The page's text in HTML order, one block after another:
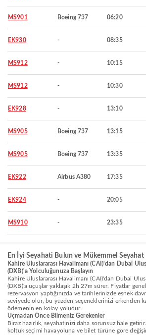
MS901 Boeing 737 06:20
EK930 - 08:35
MS912 - 10:15
MS912 - 10:30
EK928 - 13:10
MS905 Boeing 737 13:15
MS905 Boeing 737 13:35
EK922 Airbus A380 17:35
EK924 - 20:05
MS910 - 23:35
En İyi Seyahati Bulun ve Mükemmel Seyahat
Kahire Uluslararası Havalimanı (CAI)'dan Dubai
(DXB)'a Yolculuğunuza Başlayın
Kahire Uluslararası Havalimanı (CAI)'dan Dubai
(DXB)'a uçuşlar yaklaşık 2h 27m sürer. Fiyatlar
rezervasyon yaptığınızda ve tarihlerinizde esnek
seviyede olur, bu yüzden seçeneklerinizi erkenden
ödemenin en kolay yoludur.
Uçmadan Önce Bilmeniz Gerekenler
Biraz hazırlık, seyahatinizi daha sorunsuz hale
koltuk seçimi havayoluna ve bilet türüne göre